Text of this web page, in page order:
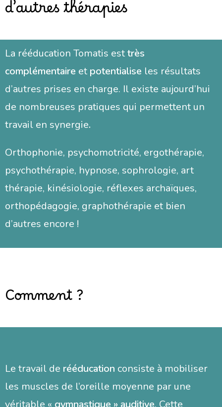
d’autres thérapies
La rééducation Tomatis esttrès
complémentaire et potentialise les résultats
d’autres prises en charge. Il existe aujourd’hui
de nombreuses pratiques qui permettent un
travail en synergie.
Orthophonie, psychomotricité, ergothérapie,
psychothérapie, hypnose, sophrologie, art
thérapie, kinésiologie, réflexes archaïques,
orthopédagogie, graphothérapie et bien
d’autres encore !
Comment ?
Le travail de rééducation consiste à mobiliser
les muscles de l’oreille moyenne par une
véritable « gymnastique » auditive. Cette